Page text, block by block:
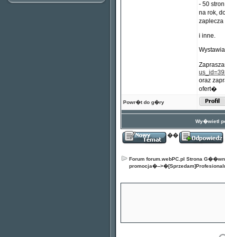
- 50
na rok,
i inne.
oraz
ofert�
Powr�t do g�ry
Wy�wietl
��
Forum forum.webPC.pl Strona
promocja�-->�